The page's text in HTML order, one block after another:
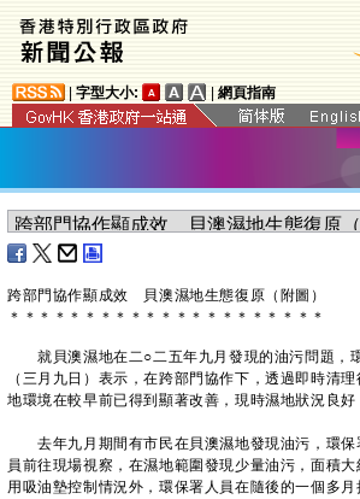
字型大小: 網頁指南
跨部門協作顯成效 貝澳濕地生態復原（附圖）
＊ ＊ ＊ ＊ ＊ ＊ ＊ ＊ ＊ ＊ ＊ ＊ ＊ ＊ ＊ ＊ ＊ ＊ ＊ ＊ ＊
就貝澳濕地在二○二五年九月發現的油污問題，
（三月九日）表示，在跨部門協作下，透過即時清
地環境在較早前已得到顯著改善，現時濕地狀況良好
去年九月期間有市民在貝澳濕地發現油污，環保
員前往現場視察，在濕地範圍發現少量油污，面積
用吸油墊控制情況外，環保署人員在隨後的一個多